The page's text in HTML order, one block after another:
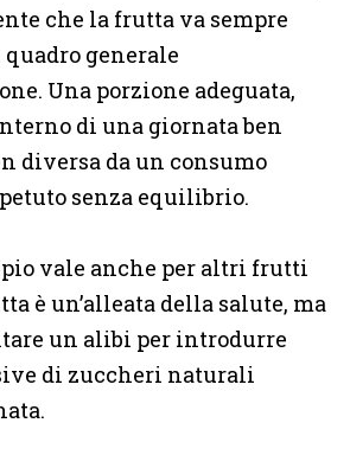
che la frutta va sempre
generale
Una porzione adeguata,
di una giornata ben
diversa da un consumo
senza equilibrio.
vale anche per altri frutti
è un’alleata della salute, ma
un alibi per introdurre
di zuccheri naturali